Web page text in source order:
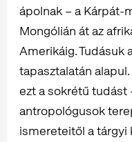
ápolnak – a Kárpát-
Mongólián át az
Amerikáig. Tudásuk
tapasztalatán
ezt a sokrétű tudást
antropológusok
ismereteitől a tárgyi